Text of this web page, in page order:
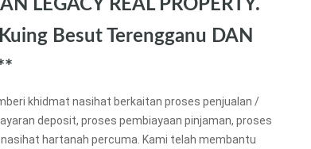
LEGACY REAL PROPERTY.
Besut Terengganu DAN
khidmat nasihat berkaitan proses penjualan /
deposit, proses pembiayaan pinjaman, proses
hartanah percuma. Kami telah membantu